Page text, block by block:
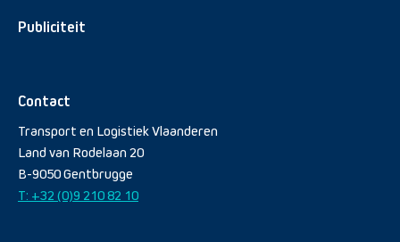
Publiciteit
Contact
Transport en Logistiek Vlaanderen
Land van Rodelaan 20
B-9050 Gentbrugge
T: +32 (0)9 210 82 10